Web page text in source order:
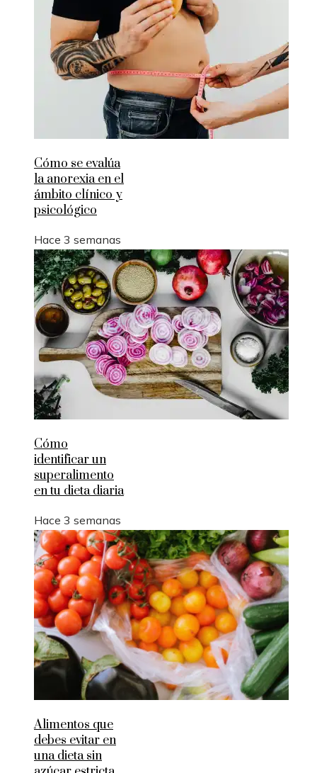
Cómo se evalúa
la anorexia en el
ámbito clínico y
psicológico
Hace 3 semanas
Cómo
identificar un
superalimento
en tu dieta diaria
Hace 3 semanas
Alimentos que
debes evitar en
una dieta sin